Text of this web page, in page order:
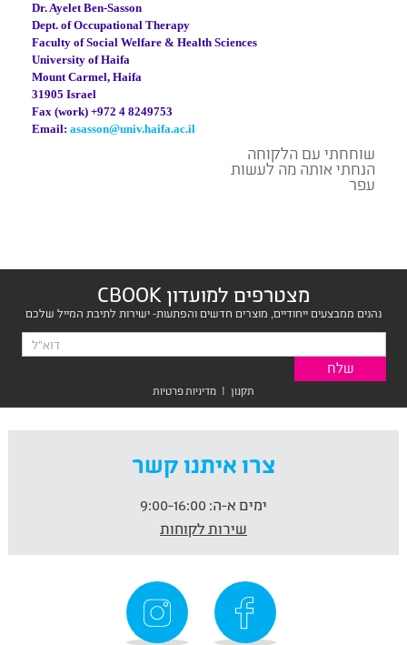
Dr. Ayelet Ben-Sasson
Dept. of Occupational Therapy
Faculty of Social Welfare & Health Sciences
University of Haifa
Mount Carmel, Haifa
31905 Israel
Fax (work) +972 4 8249753
Email: asasson@univ.haifa.ac.il
שוחחתי עם הלקוחה
הנחתי אותה מה לעשות
עפר
מצטרפים למועדון CBOOK
נהנים ממבצעים ייחודיים, מוצרים חדשים והפתעות- ישירות לתיבת המייל שלכם
תקנון | מדיניות פרטיות
צרו איתנו קשר
ימים א-ה:
שירות לקוחות